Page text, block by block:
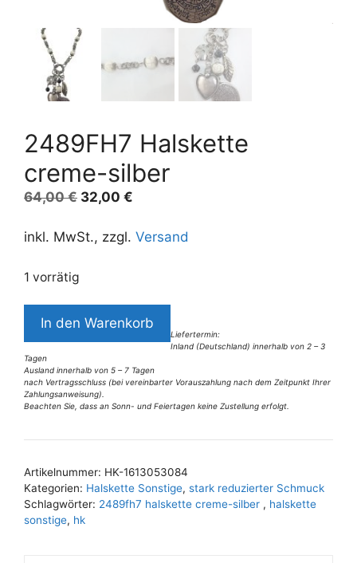
2489FH7 Halskette
creme-silber
64,00€ Ursprünglicher
war:
32,00 €
ist:
inkl. MwSt., zzgl. Versand
1 vorrätig
2489FH7
Halskette
creme-
silber
Menge
In den Warenkorb
Liefertermin:
Inland (Deutschland) innerhalb von 2 – 3
Tagen
Ausland innerhalb von 5 – 7 Tagen
nach Vertragsschluss (bei vereinbarter Vorauszahlung nach dem Zeitpunkt Ihrer
Zahlungsanweisung).
Beachten Sie, dass an Sonn- und Feiertagen keine Zustellung erfolgt.
l
e
r
n
Artikelnummer: HK-1613053084
Kategorien: Halskette Sonstige, stark reduzierter Schmuck
Schlagwörter: 2489fh7 halskette creme-silber , halskette
sonstige, hk